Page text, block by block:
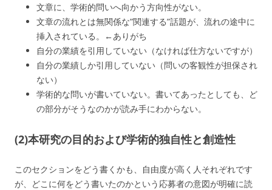
文章に、学術的問いへ向かう方向性がない。
文章の流れとは無関係な”関連する”話題が、流れの途中に
挿入されている。←ありがち
自分の業績を引用していない（なければ仕方ないですが）
自分の業績しか引用していない（問いの客観性が担保され
ない）
学術的な問いが書いていない。書いてあったとしても、ど
の部分がそうなのかが読み手にわからない。
(2)本研究の目的および学術的独自性と創造性
このセクションをどう書くかも、自由度が高く人それぞれです
が、どこに何をどう書いたのかという応募者の意図が明確に読